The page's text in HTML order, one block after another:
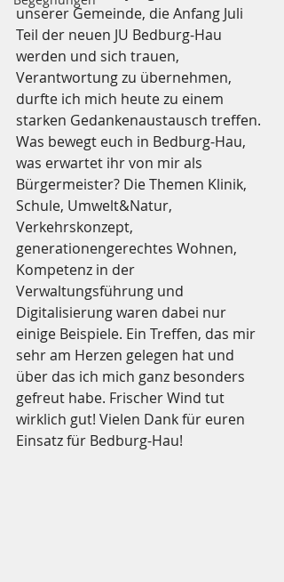
unserer Gemeinde, die Anfang Juli
Teil der neuen JU Bedburg-Hau
werden und sich trauen,
Verantwortung zu übernehmen,
durfte ich mich heute zu einem
starken Gedankenaustausch treffen.
Was bewegt euch in Bedburg-Hau,
was erwartet ihr von mir als
Bürgermeister? Die Themen Klinik,
Schule, Umwelt&Natur,
Verkehrskonzept,
generationengerechtes Wohnen,
Kompetenz in der
Verwaltungsführung und
Digitalisierung waren dabei nur
einige Beispiele. Ein Treffen, das mir
sehr am Herzen gelegen hat und
über das ich mich ganz besonders
gefreut habe. Frischer Wind tut
wirklich gut! Vielen Dank für euren
Einsatz für Bedburg-Hau!